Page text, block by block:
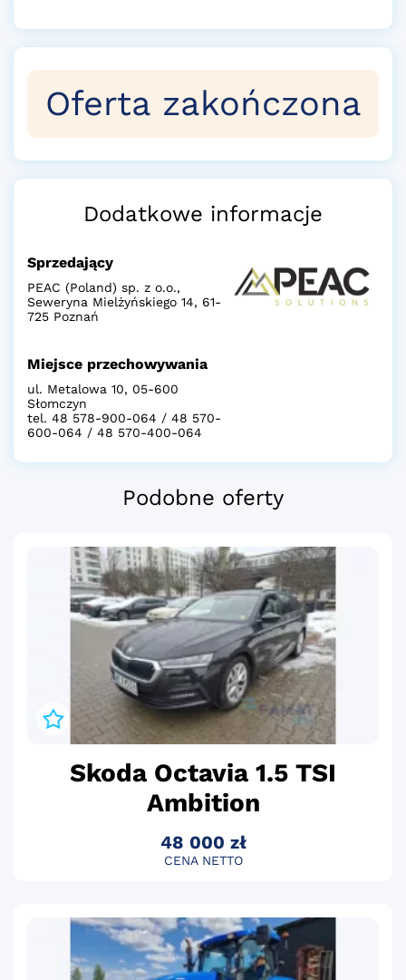
Oferta zakończona
Dodatkowe informacje
Sprzedający
PEAC (Poland) sp. z o.o.,
Seweryna Mielżyńskiego 14, 61-
725 Poznań
Miejsce przechowywania
ul. Metalowa 10, 05-600
Słomczyn
tel. 48 578-900-064 / 48 570-
600-064 / 48 570-400-064
Podobne oferty
Skoda Octavia 1.5 TSI
Ambition
48 000 zł
CENA NETTO